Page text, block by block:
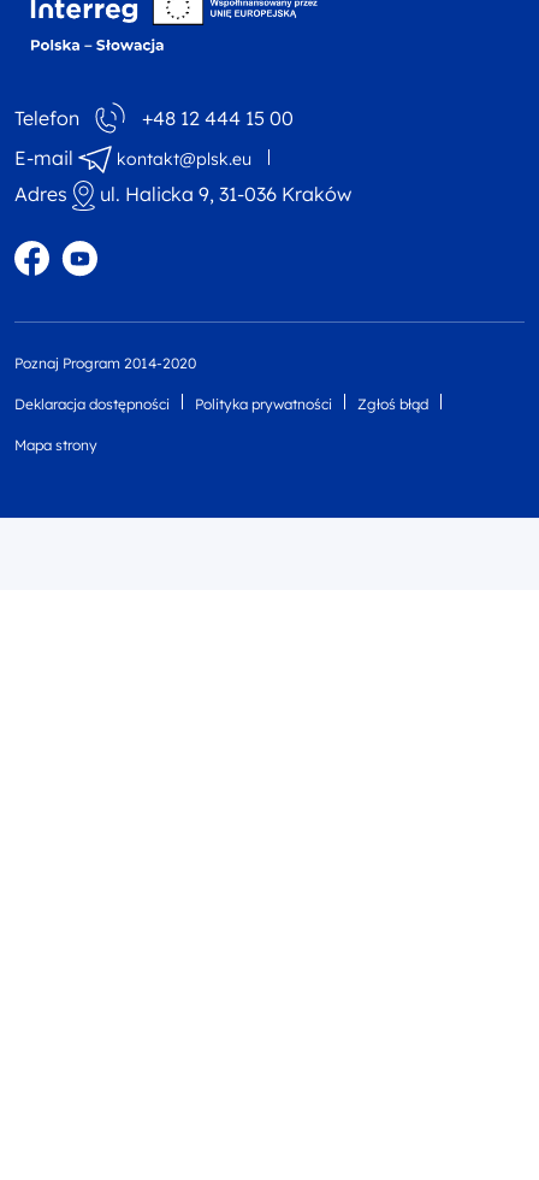
Telefon
+48 12 444 15 00
E-mail
kontakt@plsk.eu
Adres ul. Halicka 9, 31-036 Kraków
Profil w portalu Facebook
Profil w portalu YouTube
Poznaj Program 2014-2020
Deklaracja dostępności Polityka prywatności Zgłoś błąd
Mapa strony